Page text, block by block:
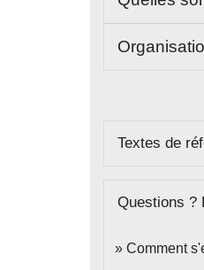
Textes de
Questions ?
Comment